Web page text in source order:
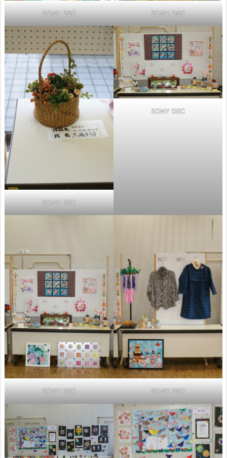
SONY DSC SONY DSC
SONY DSC
SONY DSC
SONY DSC SONY DSC